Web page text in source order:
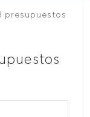
presupuestos